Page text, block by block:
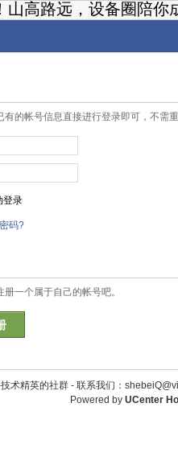
山高路远，设备圈陪你
的帐号信息直接进行登录即可，不需
登录
码?
一个属于自己的帐号吧。
术精英的社群 - 联系我们：
Powered by UCenter